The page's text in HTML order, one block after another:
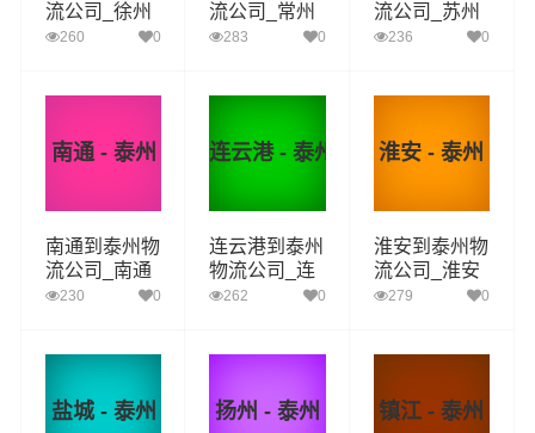
流公司_徐州
到泰州货运_
260 0
流公司_常州
到泰州货运_
283 0
流公司_苏州
到泰州货运_
236 0
南通 - 泰州
南通到泰州物
流公司_南通
到泰州货运_
230 0
连云港 - 泰州
连云港到泰州
物流公司_连
云港到泰州货
262 0
淮安 - 泰州
淮安到泰州物
流公司_淮安
到泰州货运_
279 0
盐城 - 泰州 扬州 - 泰州 镇江 - 泰州